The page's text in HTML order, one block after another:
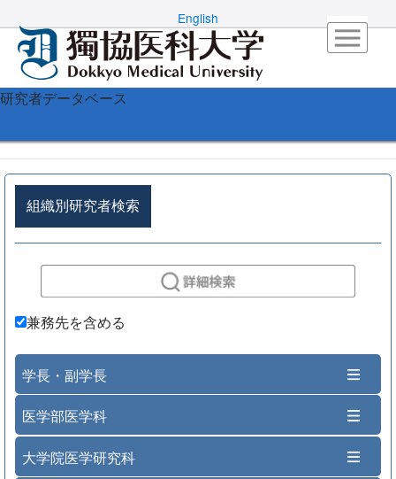
English
研究者データベース
組織別研究者検索
兼務先を含める
学長・副学長
医学部医学科
大学院医学研究科